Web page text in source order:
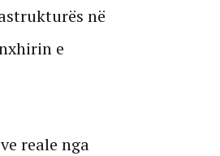
në
e
reale nga